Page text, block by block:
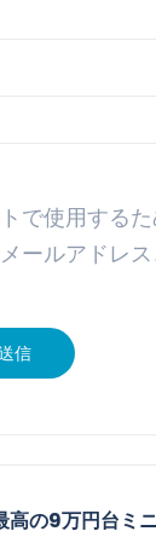
で使用する
ールアドレ
高の9万円台ミ